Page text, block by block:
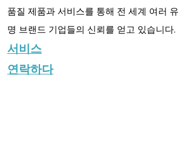
품질 제품과 서비스를 통해 전 세계 여러 유
명 브랜드 기업들의 신뢰를 얻고 있습니다.
서비스
연락하다